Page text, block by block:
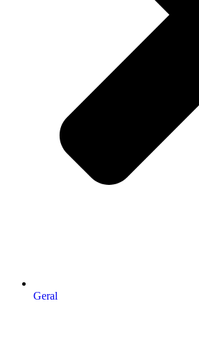
Geral